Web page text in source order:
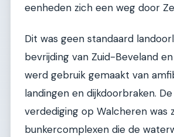
eenheden zich een weg door
Dit was geen standaard
bevrijding van Zuid-Beveland
werd gebruik gemaakt van
landingen en dijkdoorbraken.
verdediging op Walcheren was
bunkercomplexen die de